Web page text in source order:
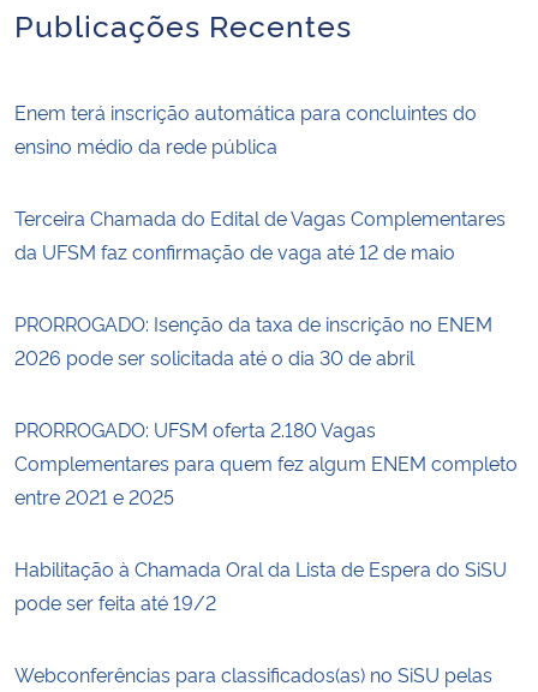
Publicações Recentes
Enem terá inscrição automática para concluintes do
ensino médio da rede pública
Terceira Chamada do Edital de Vagas Complementares
da UFSM faz confirmação de vaga até 12 de maio
PRORROGADO: Isenção da taxa de inscrição no ENEM
2026 pode ser solicitada até o dia 30 de abril
PRORROGADO: UFSM oferta 2.180 Vagas
Complementares para quem fez algum ENEM completo
entre 2021 e 2025
Habilitação à Chamada Oral da Lista de Espera do SiSU
pode ser feita até 19/2
Webconferências para classificados(as) no SiSU pelas